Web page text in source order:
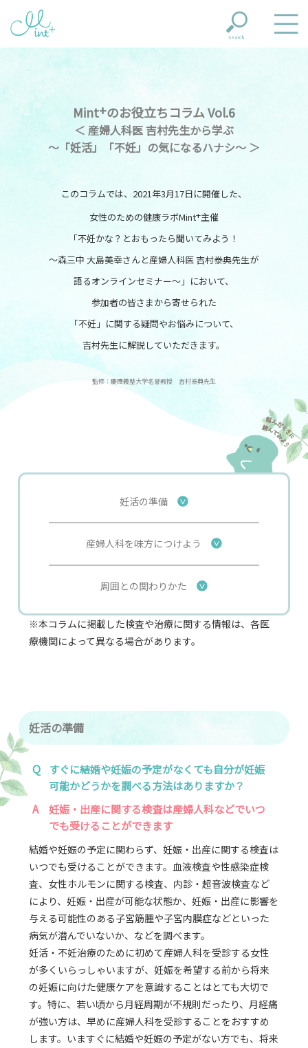
Search
Mint+のお役立ちコラム Vol.6
＜ 産婦人科医 吉村先生から学ぶ
～「妊活」「不妊」の気になるハナシ～ ＞
このコラムでは、2021年3月17日に開催した、
女性のための健康ラボMint+主催
「不妊かな？とおもったら聞いてみよう！
～森三中 大島美幸さんと産婦人科医 吉村𣳾典先生が
語るオンラインセミナー～」において、
参加者の皆さまから寄せられた
「不妊」に関する疑問やお悩みについて、
吉村先生に解説していただきます。
監修：慶應義塾大学名誉教授 吉村𣳾典先生
妊活の準備
産婦人科を味方につけよう
周囲との関わりかた
※本コラムに掲載した検査や治療に関する情報は、各医
療機関によって異なる場合があります。
妊活の準備
Q
すぐに結婚や妊娠の予定がなくても自分が妊娠
可能かどうかを調べる方法はありますか？
A
妊娠・出産に関する検査は産婦人科などでいつ
でも受けることができます
結婚や妊娠の予定に関わらず、妊娠・出産に関する検査は
いつでも受けることができます。血液検査や性感染症検
査、女性ホルモンに関する検査、内診・超音波検査など
により、妊娠・出産が可能な状態か、妊娠・出産に影響を
与える可能性のある子宮筋腫や子宮内膜症などといった
病気が潜んでいないか、などを調べます。
妊活・不妊治療のために初めて産婦人科を受診する女性
が多くいらっしゃいますが、妊娠を希望する前から将来
の妊娠に向けた健康ケアを意識することはとても大切で
す。特に、若い頃から月経周期が不規則だったり、月経痛
が強い方は、早めに産婦人科を受診することをおすすめ
します。いますぐに結婚や妊娠の予定がない方でも、将来